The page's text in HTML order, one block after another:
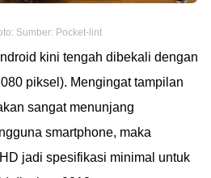
Sumber: Pocket-lint
kini tengah dibekali dengan
piksel). Mengingat tampilan
sangat menunjang
smartphone, maka
jadi spesifikasi minimal untuk